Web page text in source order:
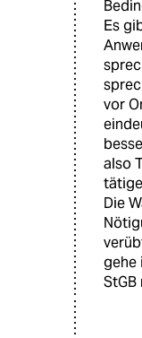
Es
vor
also
Die
gehe